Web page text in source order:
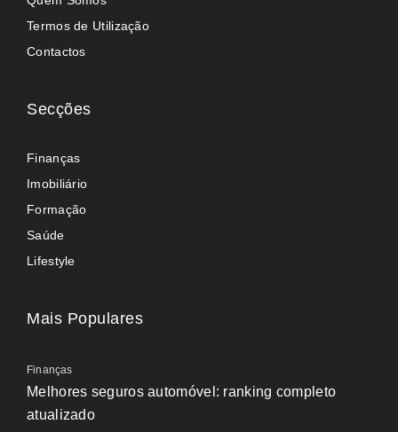
Termos de Utilização
Contactos
Secções
Finanças
Imobiliário
Formação
Saúde
Lifestyle
Mais Populares
Finanças
Melhores seguros automóvel: ranking completo
atualizado